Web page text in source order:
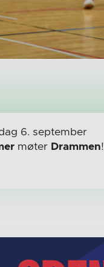
6. september
møter Drammen!